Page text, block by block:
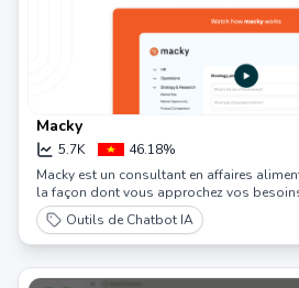
Macky
5.7K 46.18%
Macky est un consultant en affaires
la façon dont vous approchez vos
Outils de Chatbot IA